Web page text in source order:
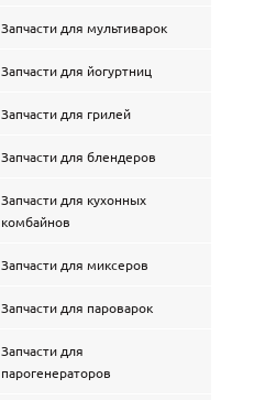
Запчасти для мультиварок
Запчасти для йогуртниц
Запчасти для грилей
Запчасти для блендеров
Запчасти для кухонных
комбайнов
Запчасти для миксеров
Запчасти для пароварок
Запчасти для
парогенераторов